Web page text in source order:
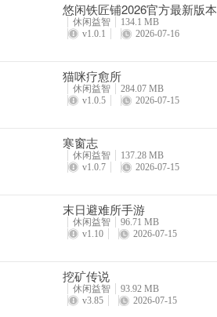
悠闲铁匠铺2026官方最新版本
休闲益智
134.1 MB
v1.0.1
2026-07-16
猫咪疗愈所
休闲益智
284.07 MB
v1.0.5
2026-07-15
寒窗志
休闲益智
137.28 MB
v1.0.7
2026-07-15
末日避难所手游
休闲益智
96.71 MB
v1.10
2026-07-15
挖矿传说
休闲益智
93.92 MB
v3.85
2026-07-15